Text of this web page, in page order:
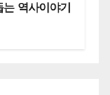
역사이야기